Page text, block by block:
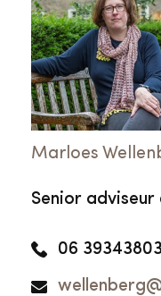
Marloes
Senior
06 39343803